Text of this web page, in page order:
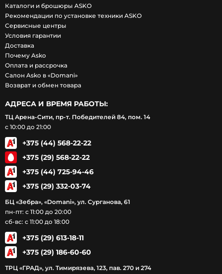
Каталоги и брошюры ASKO
Рекомендации по установке техники ASKO
Сервисные центры
Условия гарантии
Доставка
Почему Asko
Оплата и рассрочка
Салон Asko в «Domani»
Возврат и обмен товара
АДРЕСА И ВРЕМЯ РАБОТЫ:
ТЦ Арена-Сити, пр-т. Победителей 84, пом. 14
с 10:00 до 21:00
+375 (44) 568-22-22
+375 (29) 568-22-22
+375 (44) 725-94-46
+375 (29) 332-03-74
БЦ «Зебра», «Domani», ул. Сурганова, 61
пн-пт: с 11:00 до 20:00
сб-вс: с 11:00 до 18:00
+375 (29) 613-18-11
+375 (29) 186-60-60
ТРЦ «ГРАД», ул. Тимирязева, 123, пав. 270 и 274